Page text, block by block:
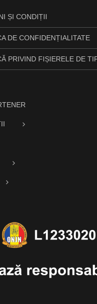
ȘI CONDIȚII
DE CONFIDENȚIALITATE
PRIVIND FIȘIERELE DE